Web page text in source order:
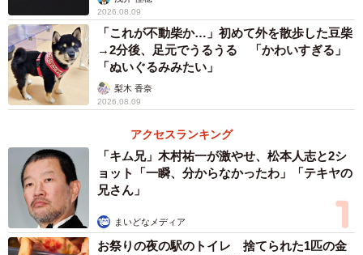
2026.08.09
「これが不動柴か…」初めて外を散歩した豆柴
→2分後、足元でうるうる 「かわいすぎる」
「ぬいぐるみみたい」
梨木 香奈
2026.08.09
アクセスランキング
「キム兄」木村祐一が激やせ、松本人志と2シ
ョット「一瞬、分からなかったわ」「テキヤの
兄さん」
まいどなメディア
お祭りの夜の駅のトイレ 捨てられた1匹の金